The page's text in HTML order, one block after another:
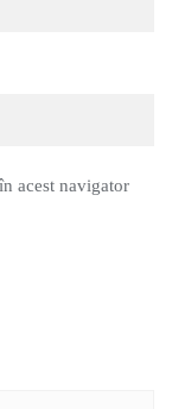
acest navigator